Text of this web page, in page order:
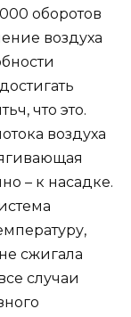
оборотов
воздуха
что это.
воздуха
– к насадке.
сжигала
случаи